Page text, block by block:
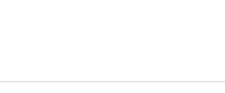
calme et proximité immédiate des commerces, écoles et
potager.